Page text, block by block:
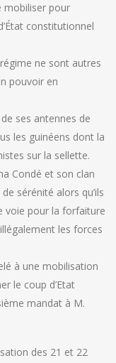
mobiliser pour
constitutionnel
ne sont autres
pouvoir en
ses antennes de
les guinéens dont la
sur la sellette.
Condé et son clan
sérénité alors qu’ils
voie pour la forfaiture
les forces
à une mobilisation
le coup d’Etat
mandat à M.
des 21 et 22